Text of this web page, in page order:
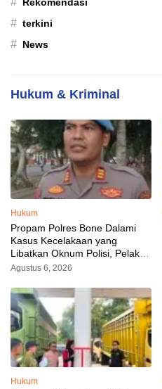
# terkini
# News
Hukum & Kriminal
Hukum
Propam Polres Bone Dalami
Kasus Kecelakaan yang
Libatkan Oknum Polisi, Pelaku
Sudah Diamankan
Agustus 6, 2026
Hukum